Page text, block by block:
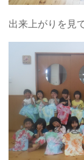
出来上がりを見